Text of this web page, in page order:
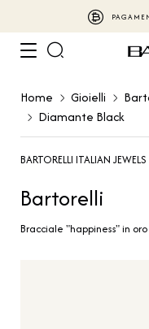
Home Gioielli
Diamante Black
BARTORELLI ITALIAN JEWELS
Bartorelli
Bracciale "happiness" in